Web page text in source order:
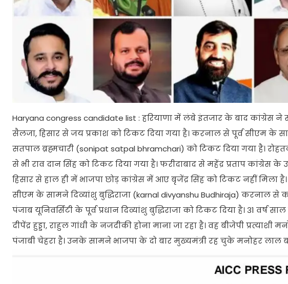
Haryana congress candidate list : हरियाणा में लंबे इंतजार के बाद कांग्रेस ने
सैलजा, हिसार से जय प्रकाश को टिकट दिया गया है। करनाल से पूर्व सीएम के
सतपाल ब्रह्मचारी (sonipat satpal bhramchari) को टिकट दिया गया है।
से भी राव दान सिंह को टिकट दिया गया है। फरीदाबाद से महेंद्र प्रताप कांग्रेस
हिसार से हाल ही में भाजपा छोड़ कांग्रेस में आए बृजेंद्र सिंह को टिकट नहीं मिला
सीएम के सामने दिव्यांशु बुद्धिराजा (karnal divyanshu Budhiraja) करनाल
पंजाब यूनिवर्सिटी के पूर्व प्रधान दिव्यांशु बुद्धिराजा को टिकट दिया है। 31
दीपेंद्र हुड्डा, राहुल गांधी के नजदीकी होना माना जा रहा है। वह बीजेपी
पंजाबी चेहरा है। उनके सामने भाजपा के दो बार मुख्यमंत्री रह चुके मनोहर लाल